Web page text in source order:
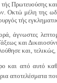
Πρωτευούσης
Οκτώ μέλη της
τής
άγνωστες
και
και, τελικώς,
και από αυτό
αποτελέσματα